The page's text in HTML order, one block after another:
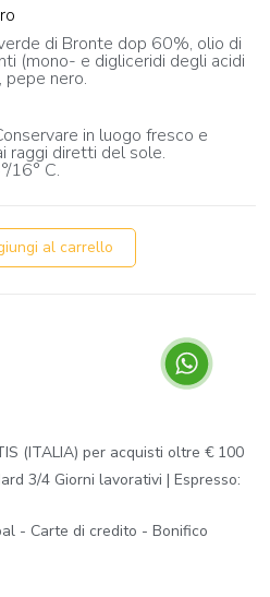
di Bronte dop 60%, olio di
(mono- e digliceridi degli acidi
pepe nero.
in luogo fresco e
raggi diretti del sole.
16° C.
al carrello
(ITALIA) per acquisti oltre € 100
3/4 Giorni lavorativi | Espresso:
- Carte di credito - Bonifico